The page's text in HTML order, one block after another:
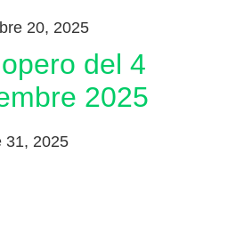
20, 2025
2025
31, 2025